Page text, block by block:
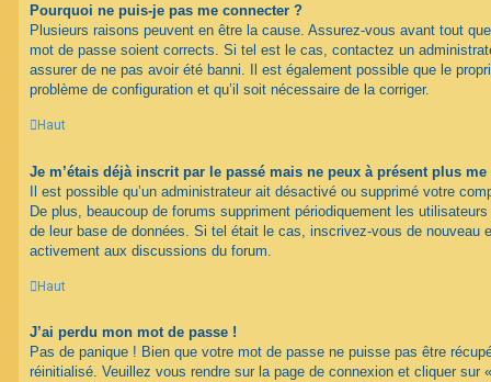
Pourquoi ne puis-je pas me connecter ?
Plusieurs raisons peuvent en être la cause. Assurez-vous avant tout
mot de passe soient corrects. Si tel est le cas, contactez un
assurer de ne pas avoir été banni. Il est également possible que le
problème de configuration et qu’il soit nécessaire de la corriger.
Haut
Je m’étais déjà inscrit par le passé mais ne peux à présent plus
Il est possible qu’un administrateur ait désactivé ou supprimé votre
De plus, beaucoup de forums suppriment périodiquement les
de leur base de données. Si tel était le cas, inscrivez-vous de nouveau
activement aux discussions du forum.
Haut
J’ai perdu mon mot de passe !
Pas de panique ! Bien que votre mot de passe ne puisse pas être
réinitialisé. Veuillez vous rendre sur la page de connexion et cliquer sur